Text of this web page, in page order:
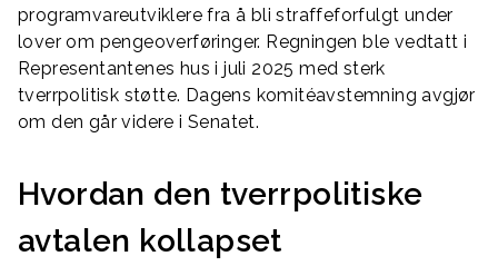
programvareutviklere fra å bli straffeforfulgt under
lover om pengeoverføringer. Regningen ble vedtatt i
Representantenes hus i juli 2025 med sterk
tverrpolitisk støtte. Dagens komitéavstemning avgjør
om den går videre i Senatet.
Hvordan den tverrpolitiske
avtalen kollapset